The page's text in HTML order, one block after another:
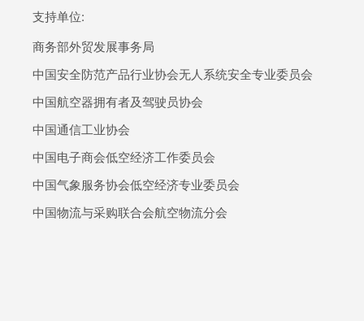
支持单位:
商务部外贸发展事务局
中国安全防范产品行业协会无人系统安全专业委员会
中国航空器拥有者及驾驶员协会
中国通信工业协会
中国电子商会低空经济工作委员会
中国气象服务协会低空经济专业委员会
中国物流与采购联合会航空物流分会